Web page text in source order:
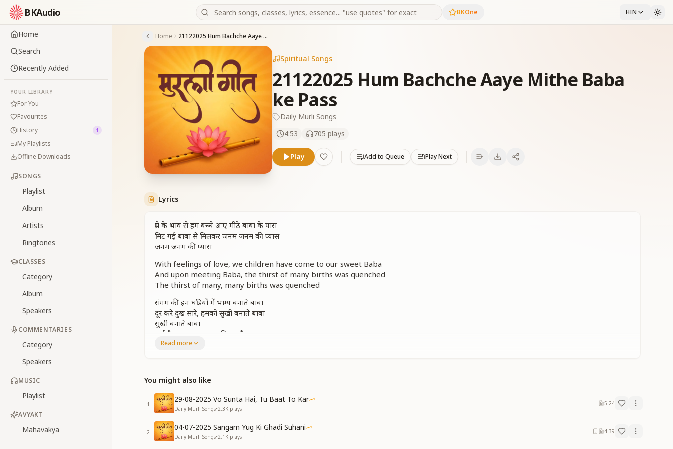
BKAudio BKOne HIN
Home
Search
Recently Added
YOUR LIBRARY
For You
Favourites
History
1
My Playlists
Offline Downloads
SONGS
Playlist
Album
Artists
Ringtones
CLASSES
Category
Album
Speakers
COMMENTARIES
Category
Speakers
MUSIC
Playlist
AVYAKT
Mahavakya
Home 21122025 Hum Bachche Aaye Mithe Baba ke Pass
Spiritual Songs
21122025 Hum Bachche Aaye Mithe Baba
ke Pass
Daily Murli Songs
4:53
705 plays
Play Add to Queue Play Next
Lyrics
प्रेम के भाव से हम बच्चे आए मीठे बाबा के पास
मिट गई बाबा से मिलकर जनम जनम की प्यास
जनम जनम की प्यास
With feelings of love, we children have come to our sweet Baba
And upon meeting Baba, the thirst of many births was quenched
The thirst of many, many births was quenched
संगम की इन घड़ियों में भाग्य बनाते बाबा
दूर करे दुख सारे, हमको सुखी बनाते बाबा
सुखी बनाते बाबा
पाई है अव्यक्त अवस्था, किया मौन अभ्यास
किया मौन अभ्यास
जनम जनम की प्यास
In these sacred moments of the Confluence Age, Baba shapes our fortune
He removes all sorrow and makes us ever-happy
Yes, Baba makes us happy
We’ve attained the subtle stage, and practiced deep silence
Practiced deep silence
And upon meeting Baba, the thirst of many births was quenched
Read more
You might also like
1
29-08-2025 Vo Sunta Hai, Tu Baat To Kar
Daily Murli Songs•2.3K plays
5:24
2
04-07-2025 Sangam Yug Ki Ghadi Suhani
Daily Murli Songs•2.1K plays
4:39